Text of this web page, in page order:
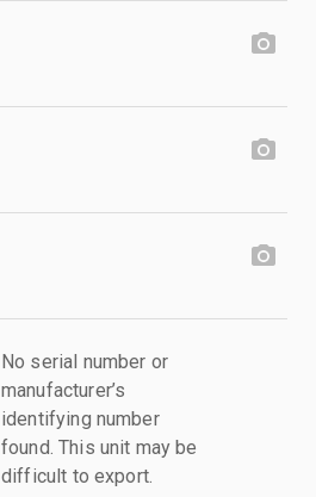
No serial number or
manufacturer’s
identifying number
found. This unit may be
difficult to export.